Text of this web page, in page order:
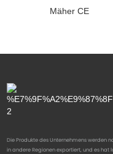
Mäher CE
Die Produkte des Unternehmens werden
in andere Regionen exportiert, und es